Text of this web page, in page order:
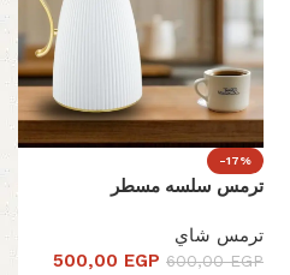
-17%
ترمس سلسه مسطر
ترمس شاي
600,00EGP
500,00 EGP